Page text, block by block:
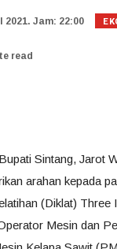
2021. Jam: 22:00
read
Sintang, Jarot
arahan kepada
(Diklat) Three
Mesin dan